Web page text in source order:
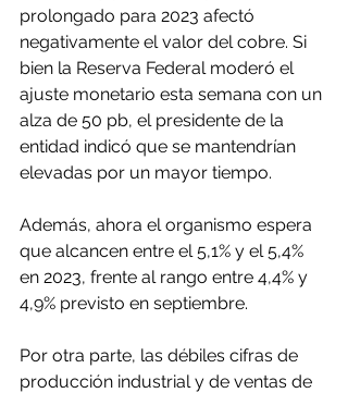
prolongado para 2023 afectó
negativamente el valor del cobre. Si
bien la Reserva Federal moderó el
ajuste monetario esta semana con un
alza de 50 pb, el presidente de la
entidad indicó que se mantendrían
elevadas por un mayor tiempo.
Además, ahora el organismo espera
que alcancen entre el 5,1% y el 5,4%
en 2023, frente al rango entre 4,4% y
4,9% previsto en septiembre.
Por otra parte, las débiles cifras de
producción industrial y de ventas de